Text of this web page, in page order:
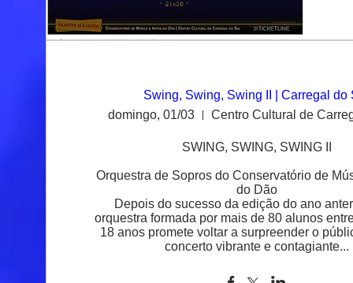
Swing, Swing, Swing II | Carregal do
domingo, 01/03
Centro Cultural de
SWING, SWING, SWING II
Orquestra de Sopros do Conservatório de
do Dão
Depois do sucesso da edição do ano
orquestra formada por mais de 80 alunos
18 anos promete voltar a surpreender o
concerto vibrante e contagiante...